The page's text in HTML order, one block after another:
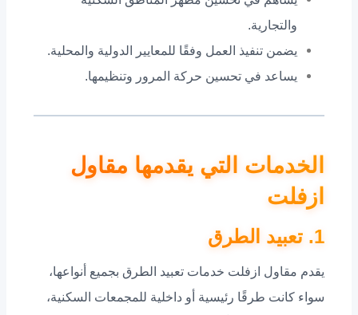
والتجارية.
يضمن تنفيذ العمل وفقًا للمعايير الدولية والمحلية.
يساعد في تحسين حركة المرور وتنظيمها.
الخدمات التي يقدمها مقاول
ازفلت
1. تعبيد الطرق
يقدم مقاول ازفلت خدمات تعبيد الطرق بجميع أنواعها،
سواء كانت طرقًا رئيسية أو داخلية للمجمعات السكنية،